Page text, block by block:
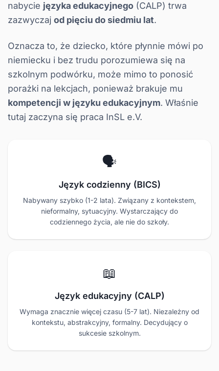
nabycie języka edukacyjnego (CALP) trwa
zazwyczaj od pięciu do siedmiu lat.
Oznacza to, że dziecko, które płynnie mówi po
niemiecku i bez trudu porozumiewa się na
szkolnym podwórku, może mimo to ponosić
porażki na lekcjach, ponieważ brakuje mu
kompetencji w języku edukacyjnym. Właśnie
tutaj zaczyna się praca InSL e.V.
🗣️
Język codzienny (BICS)
Nabywany szybko (1-2 lata). Związany z kontekstem,
nieformalny, sytuacyjny. Wystarczający do
codziennego życia, ale nie do szkoły.
📖
Język edukacyjny (CALP)
Wymaga znacznie więcej czasu (5-7 lat). Niezależny od
kontekstu, abstrakcyjny, formalny. Decydujący o
sukcesie szkolnym.